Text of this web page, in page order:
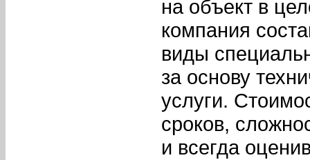
на объект в
компания
виды
за основу
услуги.
сроков,
и всегда